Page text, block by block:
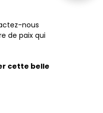
nous
de paix qui
cette belle